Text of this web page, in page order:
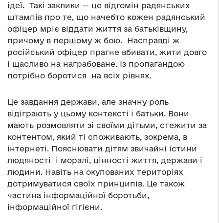
ідеї. Такі заклики — це відгомін радянських
штампів про те, що начебто кожен радянський
офіцер мріє віддати життя за батьківщину,
причому в першому ж бою. Насправді ж
російський офіцер прагне вбивати, жити довго
і щасливо на награбоване. Із пропагандою
потрібно боротися на всіх рівнях.
Це завдання держави, але значну роль
відіграють у цьому контексті і батьки. Вони
мають розмовляти зі своїми дітьми, стежити за
контентом, який ті споживають, зокрема, в
інтернеті. Пояснювати дітям звичайні істини
людяності і моралі, цінності життя, держави і
людини. Навіть на окупованих територіях
дотримуватися своїх принципів. Це також
частина інформаційної боротьби,
інформаційної гігієни.